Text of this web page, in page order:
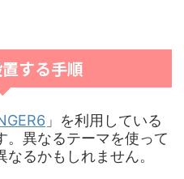
する手順
」を利用している
。異なるテーマを使って
るかもしれません。